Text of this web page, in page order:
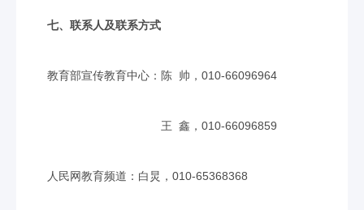
七、联系人及联系方式
教育部宣传教育中心：陈 帅，010-66096964
王 鑫，010-66096859
人民网教育频道：白炅，010-65368368